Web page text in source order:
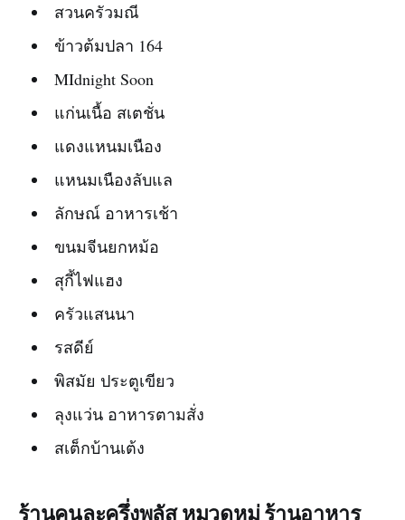
สวนครัวมณี
ข้าวต้มปลา 164
MIdnight Soon
แก่นเนื้อ สเตชั่น
แดงแหนมเนือง
แหนมเนืองลับแล
ลักษณ์ อาหารเช้า
ขนมจีนยกหม้อ
สุกี้ไฟแฮง
ครัวแสนนา
รสดีย์
พิสมัย ประตูเขียว
ลุงแว่น อาหารตามสั่ง
สเต็กบ้านเต้ง
ร้านคนละครึ่งพลัส หมวดหมู่ ร้านอาหาร